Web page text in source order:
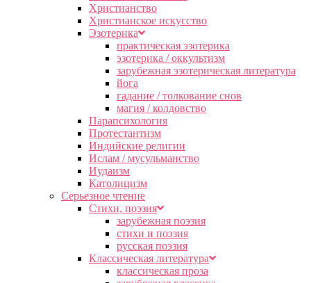
Христианство
Христианское искусство
Эзотерика
практическая эзотерика
эзотерика / оккультизм
зарубежная эзотерическая литература
йога
гадание / толкование снов
магия / колдовство
Парапсихология
Протестантизм
Индийские религии
Ислам / мусульманство
Иудаизм
Католицизм
Серьезное чтение
Cтихи, поэзия
зарубежная поэзия
стихи и поэзия
русская поэзия
Классическая литература
классическая проза